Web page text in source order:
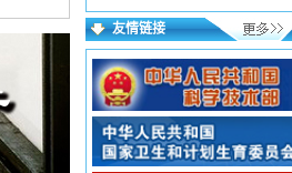
言简
发）
稿保
稿件
友情链接